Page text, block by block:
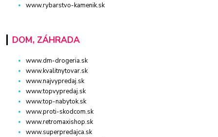
www.rybarstvo-kamenik.sk
DOM, ZÁHRADA
www.dm-drogeria.sk
www.kvalitnytovar.sk
www.najvypredaj.sk
www.topvypredaj.sk
www.top-nabytok.sk
www.proti-skodcom.sk
www.retromaxishop.sk
www.superpredajca.sk